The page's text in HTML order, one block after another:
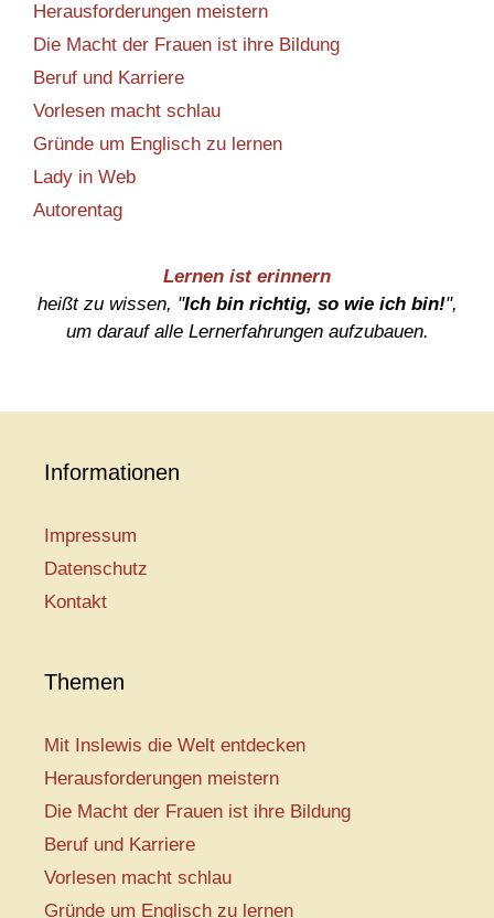
Herausforderungen meistern
Die Macht der Frauen ist ihre Bildung
Beruf und Karriere
Vorlesen macht schlau
Gründe um Englisch zu lernen
Lady in Web
Autorentag
Lernen ist erinnern
heißt zu wissen, "Ich bin richtig, so wie ich bin!",
um darauf alle Lernerfahrungen aufzubauen.
Informationen
Impressum
Datenschutz
Kontakt
Themen
Mit Inslewis die Welt entdecken
Herausforderungen meistern
Die Macht der Frauen ist ihre Bildung
Beruf und Karriere
Vorlesen macht schlau
Gründe um Englisch zu lernen